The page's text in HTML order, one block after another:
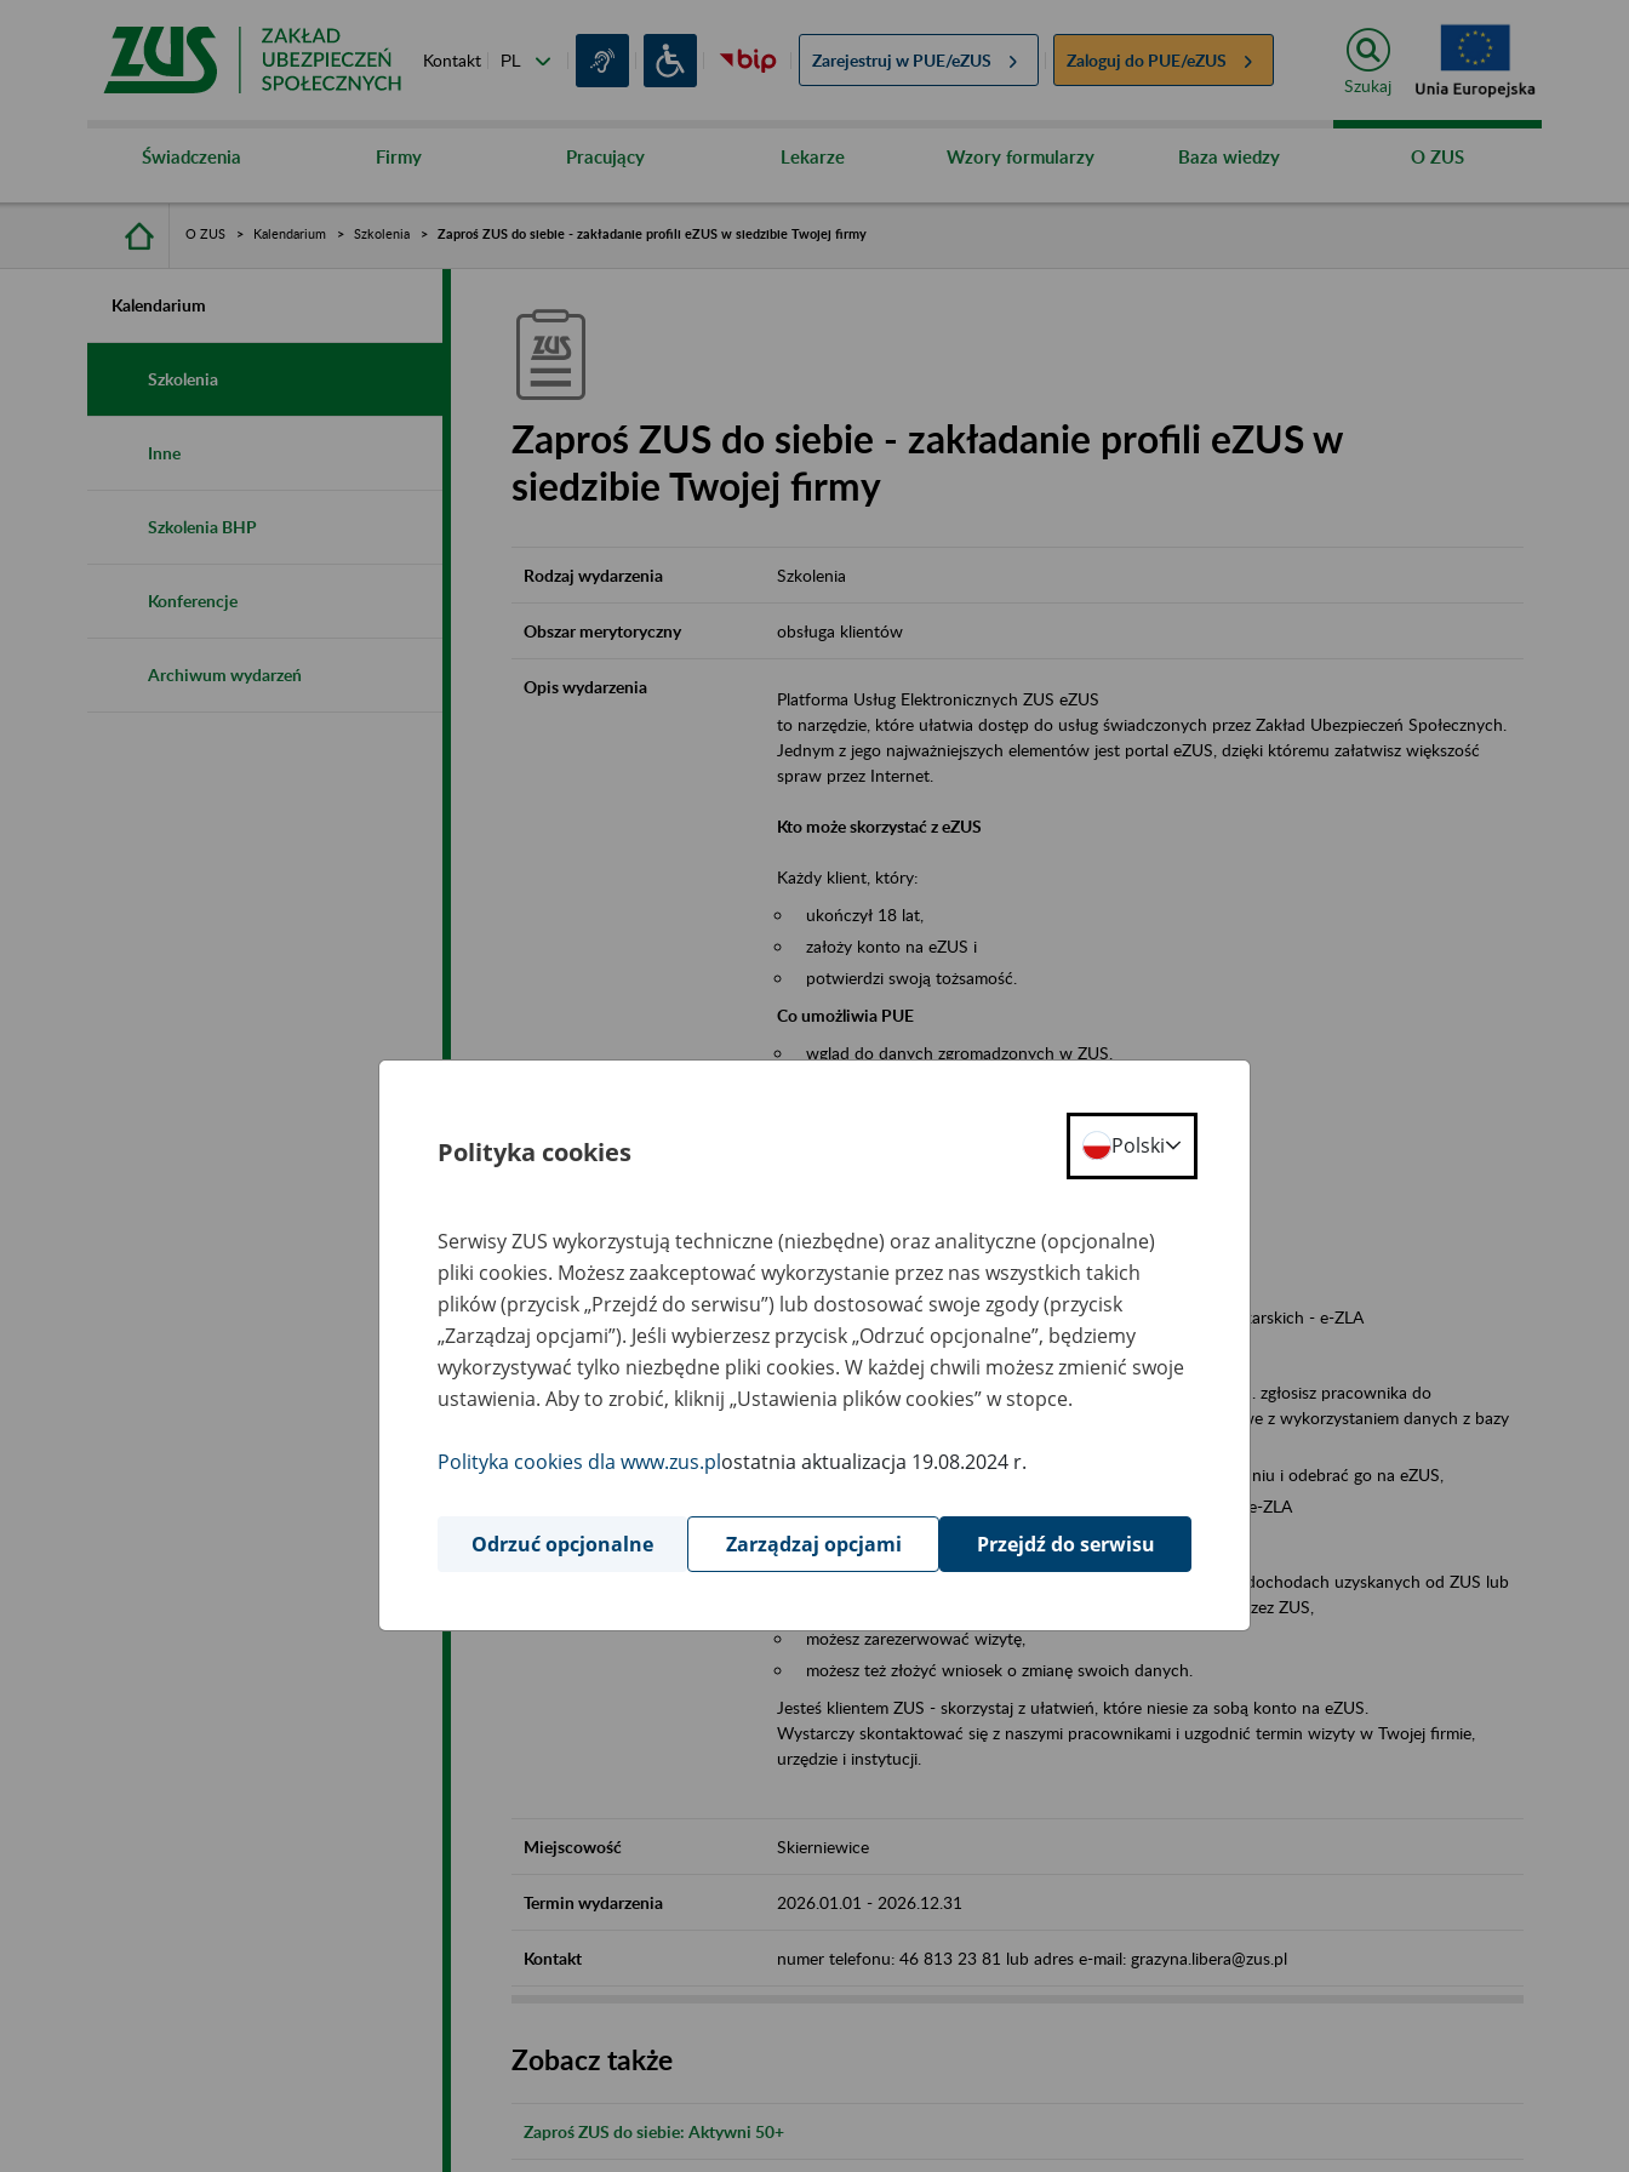
Kontakt Zarejestruj w PUE/eZUS Zaloguj do PUE/eZUS
Szukaj
Świadczenia Firmy Pracujący Lekarze Wzory formularzy Baza wiedzy O ZUS
O ZUS Kalendarium Szkolenia Zaproś ZUS do siebie - zakładanie profili eZUS w siedzibie Twojej firmy
Kalendarium
Szkolenia
Inne
Szkolenia BHP
Konferencje
Archiwum wydarzeń
Zaproś ZUS do siebie - zakładanie profili eZUS w
siedzibie Twojej firmy
Rodzaj wydarzenia Szkolenia
Obszar merytoryczny obsługa klientów
Opis wydarzenia
Platforma Usług Elektronicznych ZUS eZUS
to narzędzie, które ułatwia dostęp do usług świadczonych przez Zakład Ubezpieczeń Społecznych.
Jednym z jego najważniejszych elementów jest portal eZUS, dzięki któremu załatwisz większość
spraw przez Internet.
Kto może skorzystać z eZUS
Każdy klient, który:
ukończył 18 lat,
założy konto na eZUS i
potwierdzi swoją tożsamość.
Co umożliwia PUE
wgląd do danych zgromadzonych w ZUS,
składanie wniosków i otrzymywanie na nie odpowiedzi,
zadawanie pytań i otrzymywanie odpowiedzi z ZUS,
umawianie się na wizyty w jednostce ZUS.
możesz sprawdzić swoje dane zapisane na koncie w ZUS,
masz dostęp do informacji o stanie konta ubezpieczonego,
masz dostęp do informacji o wystawionych zwolnieniach lekarskich - e-ZLA
Jeśli jesteś płatnikiem składek (np. przedsiębiorcą)
możesz skorzystać z aplikacji ePłatnik, za pomocą której m.in. zgłosisz pracownika do
ubezpieczeń, wypełnisz i przekażesz dokumenty rozliczeniowe z wykorzystaniem danych z bazy
możesz złożyć wniosek o wydanie zaświadczenia o niezaleganiu i odebrać go na eZUS,
masz dostęp do zwolnień lekarskich swoich pracowników - e-ZLA
Jeśli jesteś świadczeniobiorcą
masz dostęp m.in. do formularza PIT 11A, czyli informacji o dochodach uzyskanych od ZUS lub
do formularza PIT 40A, czyli rocznego obliczenia podatku przez ZUS,
możesz zarezerwować wizytę,
możesz też złożyć wniosek o zmianę swoich danych.
Jesteś klientem ZUS - skorzystaj z ułatwień, które niesie za sobą konto na eZUS.
Wystarczy skontaktować się z naszymi pracownikami i uzgodnić termin wizyty w Twojej firmie,
urzędzie i instytucji.
Miejscowość Skierniewice
Termin wydarzenia 2026.01.01 - 2026.12.31
Kontakt numer telefonu: 46 813 23 81 lub adres e-mail: grazyna.libera@zus.pl
Zobacz także
Zaproś ZUS do siebie: Aktywni 50+
Polityka cookies Polski
Serwisy ZUS wykorzystują techniczne (niezbędne) oraz analityczne (opcjonalne)
pliki cookies. Możesz zaakceptować wykorzystanie przez nas wszystkich takich
plików (przycisk „Przejdź do serwisu”) lub dostosować swoje zgody (przycisk
„Zarządzaj opcjami”). Jeśli wybierzesz przycisk „Odrzuć opcjonalne”, będziemy
wykorzystywać tylko niezbędne pliki cookies. W każdej chwili możesz zmienić swoje
ustawienia. Aby to zrobić, kliknij „Ustawienia plików cookies” w stopce.
Polityka cookies dla www.zus.plostatnia aktualizacja 19.08.2024 r.
Odrzuć opcjonalne Zarządzaj opcjami Przejdź do serwisu